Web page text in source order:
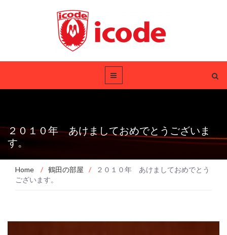
２０１０年 あけましておめでとうございま
す。
Home / 鶴田の部屋 /
２０１０年 あけましておめでとう
ございます。